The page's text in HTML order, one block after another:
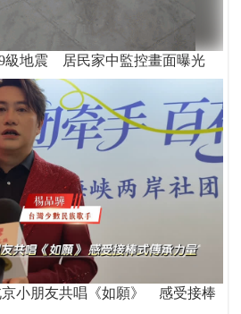
級地震 居民家中監控畫面曝光
京小朋友共唱《如願》 感受接棒